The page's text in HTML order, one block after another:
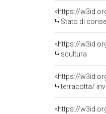
<https://
Stato di
<https://
scultura
<https://
terracotta/
<https://